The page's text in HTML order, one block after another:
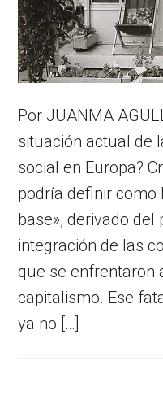
Por JUANMA
situación actual de
social en Europa?
podría definir como
base», derivado del
integración de las
que se enfrentaron
capitalismo. Ese
ya no […]